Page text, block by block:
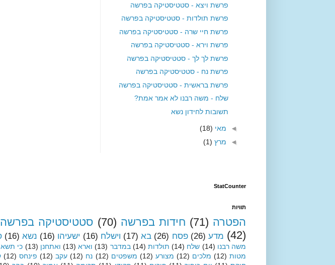
פרשת ויצא - סטטיסטיקה בפרשה
פרשת תולדות - סטטיסטיקה בפרשה
פרשת חיי שרה - סטטיסטיקה בפרשה
פרשת וירא - סטטיסטיקה בפרשה
פרשת לך לך - סטטיסטיקה בפרשה
פרשת נח - סטטיסטיקה בפרשה
פרשת בראשית - סטטיסטיקה בפרשה
שלח - משה רבנו לא אמר אמת?
תשובות לחידון נשא
◄ מאי (18)
◄ מרץ (1)
StatCounter
תוויות
הפטרה (71) חידות בפרשה (70) סטטיסטיקה בפרשה
(42) מדע (26) פסח (26) בא (17) וישלח (16) ישעיהו (16) נשא (16)
משה רבנו (14) שלח (14) תולדות (14) במדבר (13) וארא (13) ואתחנן (13) כי תשא
מטות (12) מלכים (12) מצורע (12) משפטים (12) נח (12) עקב (12) פינחס (12)